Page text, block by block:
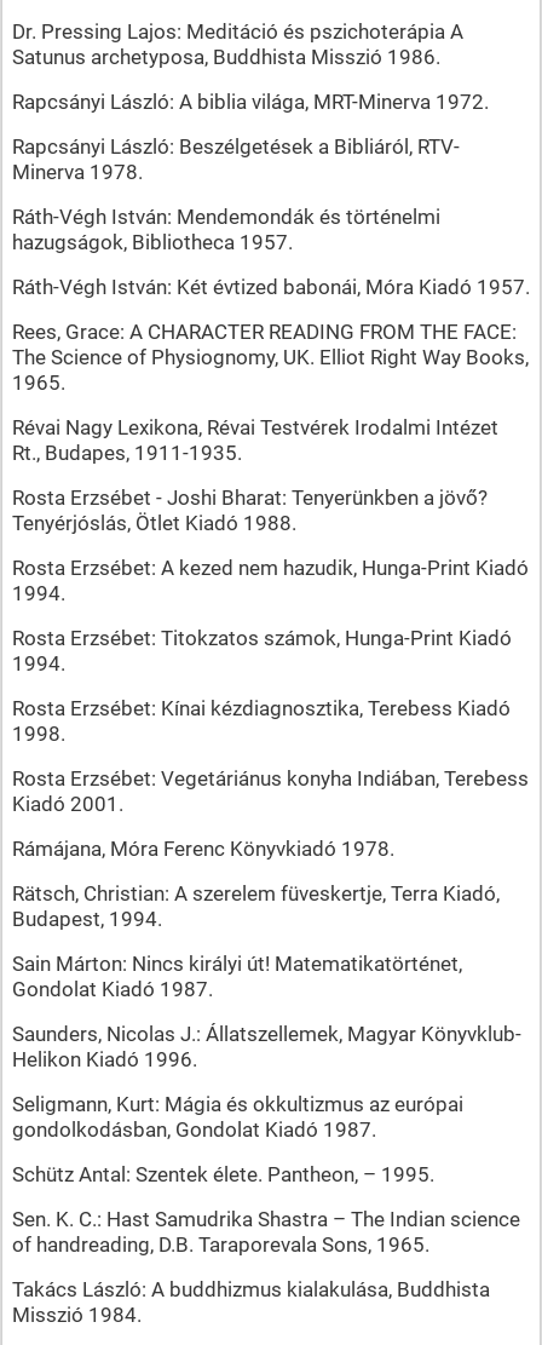
Dr. Pressing Lajos: Meditáció és pszichoterápia A
Satunus archetyposa, Buddhista Misszió 1986.
Rapcsányi László: A biblia világa, MRT-Minerva 1972.
Rapcsányi László: Beszélgetések a Bibliáról, RTV-
Minerva 1978.
Ráth-Végh István: Mendemondák és történelmi
hazugságok, Bibliotheca 1957.
Ráth-Végh István: Két évtized babonái, Móra Kiadó 1957.
Rees, Grace: A CHARACTER READING FROM THE FACE:
The Science of Physiognomy, UK. Elliot Right Way Books,
1965.
Révai Nagy Lexikona, Révai Testvérek Irodalmi Intézet
Rt., Budapes, 1911-1935.
Rosta Erzsébet - Joshi Bharat: Tenyerünkben a jövő?
Tenyérjóslás, Ötlet Kiadó 1988.
Rosta Erzsébet: A kezed nem hazudik, Hunga-Print Kiadó
1994.
Rosta Erzsébet: Titokzatos számok, Hunga-Print Kiadó
1994.
Rosta Erzsébet: Kínai kézdiagnosztika, Terebess Kiadó
1998.
Rosta Erzsébet: Vegetáriánus konyha Indiában, Terebess
Kiadó 2001.
Rámájana, Móra Ferenc Könyvkiadó 1978.
Rätsch, Christian: A szerelem füveskertje, Terra Kiadó,
Budapest, 1994.
Sain Márton: Nincs királyi út! Matematikatörténet,
Gondolat Kiadó 1987.
Saunders, Nicolas J.: Állatszellemek, Magyar Könyvklub-
Helikon Kiadó 1996.
Seligmann, Kurt: Mágia és okkultizmus az európai
gondolkodásban, Gondolat Kiadó 1987.
Schütz Antal: Szentek élete. Pantheon, – 1995.
Sen. K. C.: Hast Samudrika Shastra – The Indian science
of handreading, D.B. Taraporevala Sons, 1965.
Takács László: A buddhizmus kialakulása, Buddhista
Misszió 1984.